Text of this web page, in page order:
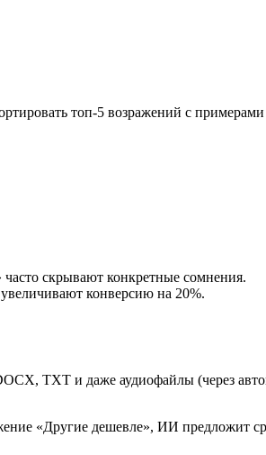
топ-5 возражений с
скрывают конкретные сомнения.
конверсию на 20%.
TXT и даже аудиофайлы (через
«Другие дешевле», ИИ предложит